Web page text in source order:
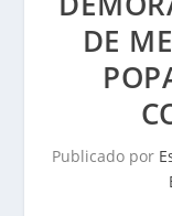
DE
Publicado por